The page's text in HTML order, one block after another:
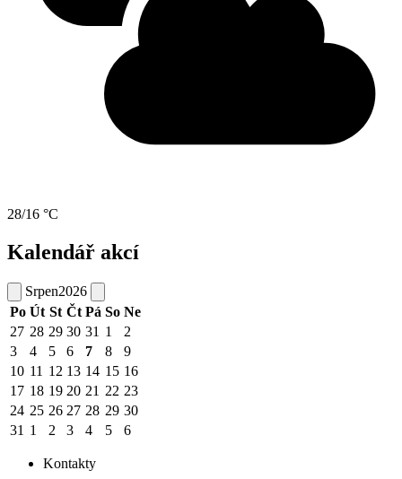
28/16 °C
Kalendář akcí
Srpen2026
Po Út St Čt Pá So Ne
27 28 29 30 31 1
2
3
4 5 6 7 8
9
10 11 12 13 14 15 16
17 18 19 20 21 22 23
24 25 26 27 28 29 30
31 1 2 3 4 5 6
Kontakty